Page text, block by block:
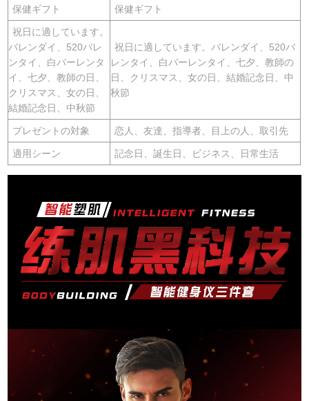
保健ギフト 保健ギフト
祝日に適しています。
バレンダイ、520バレ
ンタイ、白バーレンタ
イ、七夕、教師の日、
クリスマス、女の日、
結婚記念日、中秋節
祝日に適しています。バレンダイ、520バ
レンタイ、白バーレンタイ、七夕、教師の
日、クリスマス、女の日、結婚記念日、中
秋節
プレゼントの対象 恋人、友達、指導者、目上の人、取引先
適用シーン 記念日、誕生日、ビジネス、日常生活